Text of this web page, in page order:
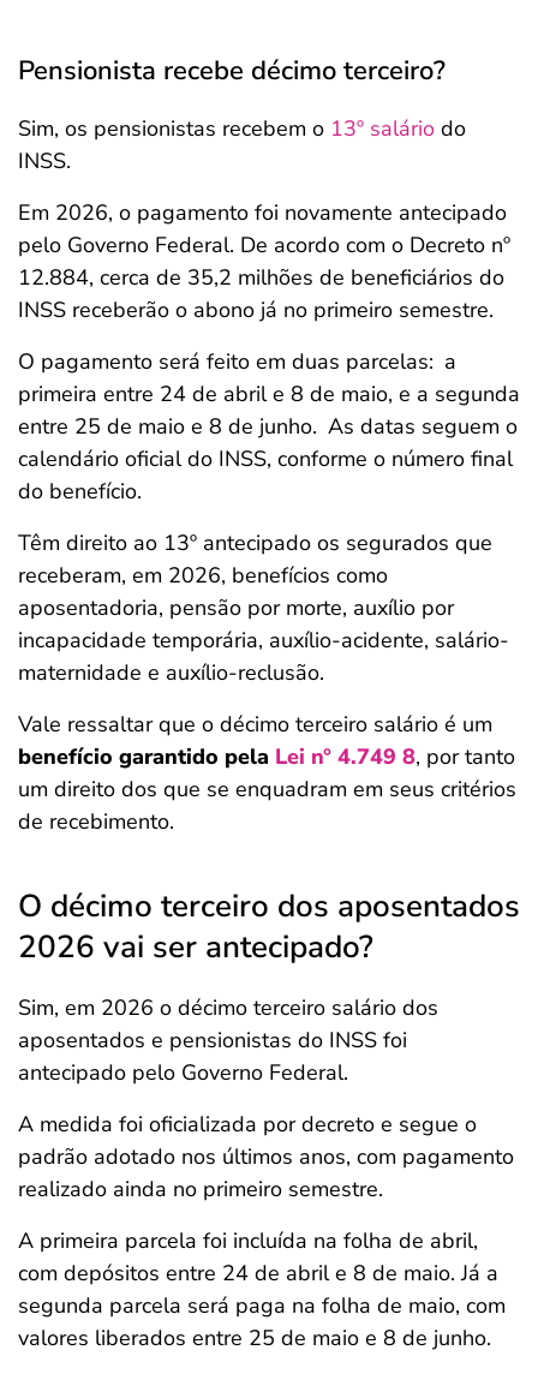
Pensionista recebe décimo terceiro?
Sim, os pensionistas recebem o 13º salário do
INSS.
Em 2026, o pagamento foi novamente antecipado
pelo Governo Federal. De acordo com o Decreto nº
12.884, cerca de 35,2 milhões de beneficiários do
INSS receberão o abono já no primeiro semestre.
O pagamento será feito em duas parcelas: a
primeira entre 24 de abril e 8 de maio, e a segunda
entre 25 de maio e 8 de junho. As datas seguem o
calendário oficial do INSS, conforme o número final
do benefício.
Têm direito ao 13º antecipado os segurados que
receberam, em 2026, benefícios como
aposentadoria, pensão por morte, auxílio por
incapacidade temporária, auxílio-acidente, salário-
maternidade e auxílio-reclusão.
Vale ressaltar que o décimo terceiro salário é um
benefício garantido pela Lei n° 4.749 8, por tanto
um direito dos que se enquadram em seus critérios
de recebimento.
O décimo terceiro dos aposentados
2026 vai ser antecipado?
Sim, em 2026 o décimo terceiro salário dos
aposentados e pensionistas do INSS foi
antecipado pelo Governo Federal.
A medida foi oficializada por decreto e segue o
padrão adotado nos últimos anos, com pagamento
realizado ainda no primeiro semestre.
A primeira parcela foi incluída na folha de abril,
com depósitos entre 24 de abril e 8 de maio. Já a
segunda parcela será paga na folha de maio, com
valores liberados entre 25 de maio e 8 de junho.